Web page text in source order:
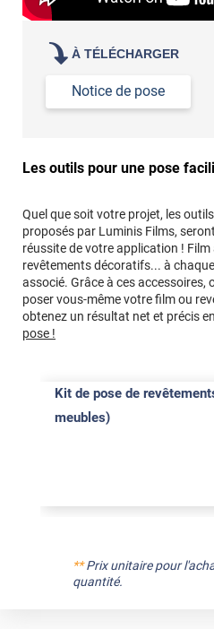
À TÉLÉCHARGER
Notice de pose
Les outils pour une pose
Quel que soit votre projet, les
proposés par Luminis Films,
réussite de votre application !
revêtements décoratifs... à
associé. Grâce à ces accessoires,
poser vous-même votre film ou
obtenez un résultat net et précis
pose !
Kit de pose de
meubles)
**Prix unitaire pour
quantité.